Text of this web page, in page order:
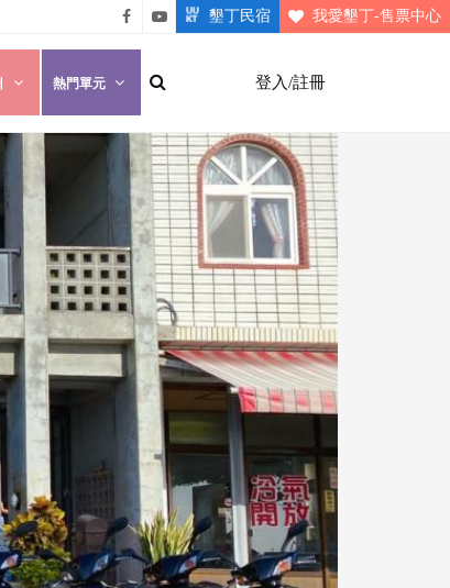
悠遊
墾丁
粉絲
墾丁
介紹
墾丁民宿 我愛墾丁-售票中心
登入/註冊
熱門單元